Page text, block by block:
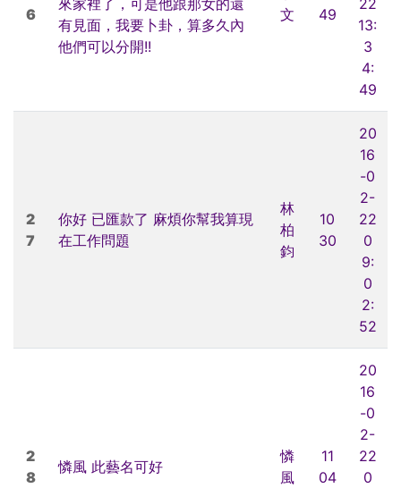
6
有見面，我要卜卦，算多久內
他們可以分開!!
文
49
13:
3
4:
49
2
7
你好 已匯款了 麻煩你幫我算現
在工作問題
林
柏
鈞
10
30
20
16
-0
2-
22
0
9:
0
2:
52
2
8
憐風 此藝名可好
憐
風
11
04
20
16
-0
2-
22
0